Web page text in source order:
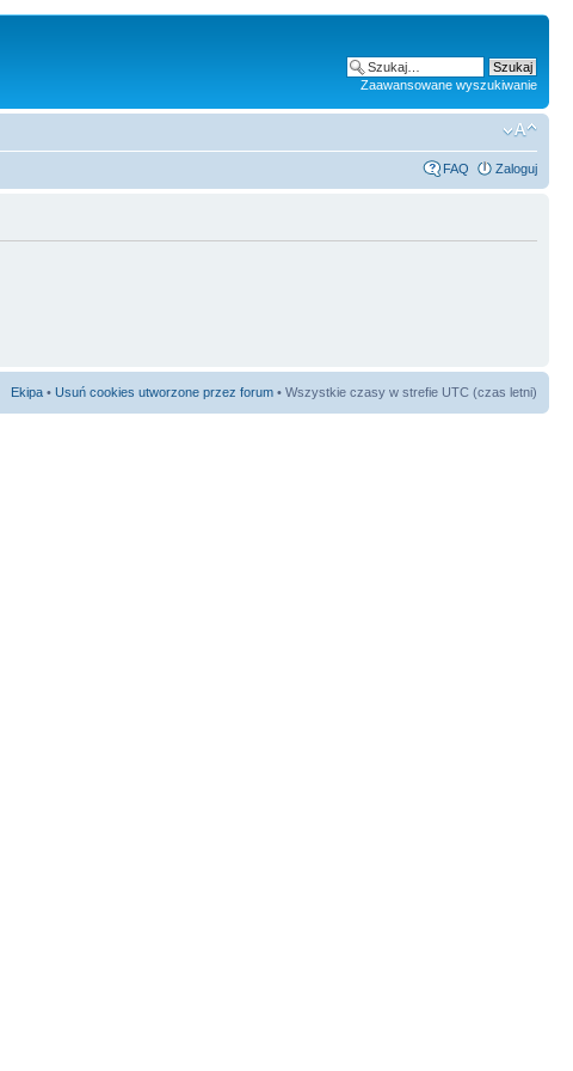
Zaawansowane wyszukiwanie
FAQ Zaloguj
Ekipa • Usuń cookies utworzone przez forum • Wszystkie czasy w strefie UTC (czas letni)